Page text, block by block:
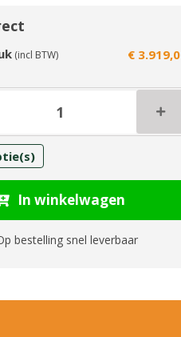
(incl BTW)
€
In winkelwagen
bestelling snel leverbaar